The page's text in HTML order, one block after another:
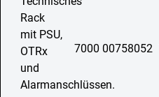
7000 00758052